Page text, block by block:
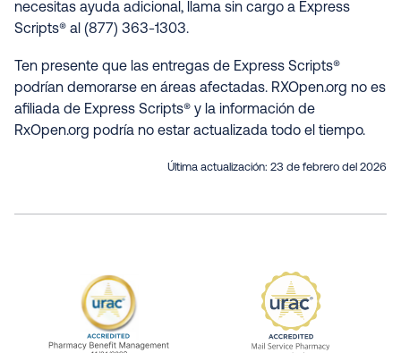
necesitas ayuda adicional, llama sin cargo a Express
Scripts® al (877) 363-1303.
Ten presente que las entregas de Express Scripts®
podrían demorarse en áreas afectadas. RXOpen.org no es
afiliada de Express Scripts® y la información de
RxOpen.org podría no estar actualizada todo el tiempo.
Última actualización: 23 de febrero del 2026